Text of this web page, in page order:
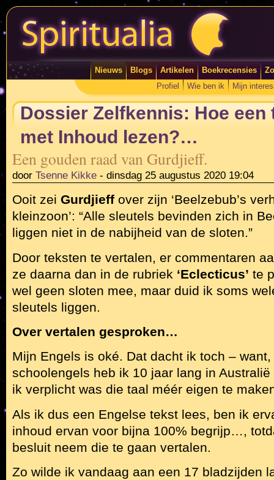
Nieuws Blogs Artikelen Boekrecensies
Profiel
Wie ben ik Mijn
Dossier Zelfkennis: Hoe een
met Inhoud lezen?…
Een gouden raad van Gurdjieff.
door Tsenne Kikke - dinsdag 25 augustus 2020 19:04
Ooit zei Gurdjieff over zijn ‘Beelzebub’s
kleinzoon’: “Alle sleutels bevinden zich in
liggen niet in de nabijheid van de sloten.”
Door teksten te vertalen, er commentaren
ze daarna dan in de rubriek ‘Eclecticus’ te
wel geen sloten mee, maar duid ik soms
sleutels liggen.
Over vertalen gesproken…
Mijn Engels is oké. Dat dacht ik toch –
schoolengels heb ik 10 jaar lang in
ik verplicht was die taal méér eigen te
Als ik dus een Engelse tekst lees, ben ik
inhoud ervan voor bijna 100% begrijp…,
besluit neem die te gaan vertalen.
Zo wilde ik vandaag aan een 17 bladzijden